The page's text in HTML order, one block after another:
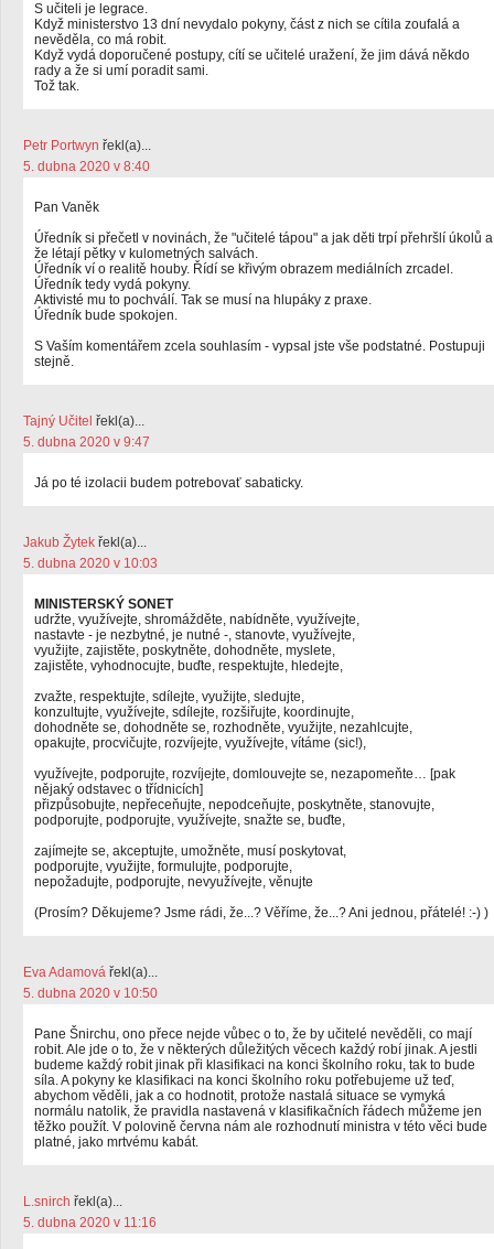
S učiteli je legrace.
Když ministerstvo 13 dní nevydalo pokyny, část z nich se cítila zoufalá a
nevěděla, co má robit.
Když vydá doporučené postupy, cítí se učitelé uražení, že jim dává někdo
rady a že si umí poradit sami.
Tož tak.
Petr Portwyn řekl(a)...
5. dubna 2020 v 8:40
Pan Vaněk
Úředník si přečetl v novinách, že "učitelé tápou" a jak děti trpí přehršlí úkolů a
že létají pětky v kulometných salvách.
Úředník ví o realitě houby. Řídí se křivým obrazem mediálních zrcadel.
Úředník tedy vydá pokyny.
Aktivisté mu to pochválí. Tak se musí na hlupáky z praxe.
Úředník bude spokojen.
S Vaším komentářem zcela souhlasím - vypsal jste vše podstatné. Postupuji
stejně.
Tajný Učitel řekl(a)...
5. dubna 2020 v 9:47
Já po té izolacii budem potrebovať sabaticky.
Jakub Žytek řekl(a)...
5. dubna 2020 v 10:03
MINISTERSKÝ SONET
udržte, využívejte, shromážděte, nabídněte, využívejte,
nastavte - je nezbytné, je nutné -, stanovte, využívejte,
využijte, zajistěte, poskytněte, dohodněte, myslete,
zajistěte, vyhodnocujte, buďte, respektujte, hledejte,
zvažte, respektujte, sdílejte, využijte, sledujte,
konzultujte, využívejte, sdílejte, rozšiřujte, koordinujte,
dohodněte se, dohodněte se, rozhodněte, využijte, nezahlcujte,
opakujte, procvičujte, rozvíjejte, využívejte, vítáme (sic!),
využívejte, podporujte, rozvíjejte, domlouvejte se, nezapomeňte… [pak
nějaký odstavec o třídnicích]
přizpůsobujte, nepřeceňujte, nepodceňujte, poskytněte, stanovujte,
podporujte, podporujte, využívejte, snažte se, buďte,
zajímejte se, akceptujte, umožněte, musí poskytovat,
podporujte, využijte, formulujte, podporujte,
nepožadujte, podporujte, nevyužívejte, věnujte
(Prosím? Děkujeme? Jsme rádi, že...? Věříme, že...? Ani jednou, přátelé! :-) )
Eva Adamová řekl(a)...
5. dubna 2020 v 10:50
Pane Šnirchu, ono přece nejde vůbec o to, že by učitelé nevěděli, co mají
robit. Ale jde o to, že v některých důležitých věcech každý robí jinak. A jestli
budeme každý robit jinak při klasifikaci na konci školního roku, tak to bude
síla. A pokyny ke klasifikaci na konci školního roku potřebujeme už teď,
abychom věděli, jak a co hodnotit, protože nastalá situace se vymyká
normálu natolik, že pravidla nastavená v klasifikačních řádech můžeme jen
těžko použít. V polovině června nám ale rozhodnutí ministra v této věci bude
platné, jako mrtvému kabát.
L.snirch řekl(a)...
5. dubna 2020 v 11:16